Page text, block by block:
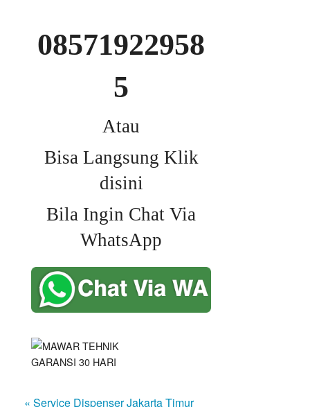
08571922958
5
Atau
Bisa Langsung Klik
disini
Bila Ingin Chat Via
WhatsApp
« Service Dispenser Jakarta Timur